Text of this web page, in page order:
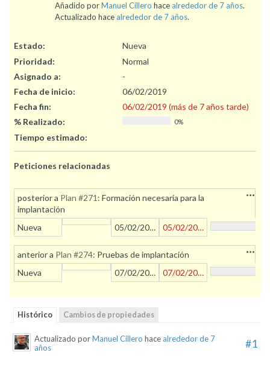
Añadido porManuel Cillero hacealrededor de 7 años.
Actualizado hacealrededor de 7 años.
Estado:
Nueva
Prioridad:
Normal
Asignado a:
-
Fecha de inicio:
06/02/2019
Fecha fin:
06/02/2019 (más de 7 años tarde)
% Realizado:
0%
Tiempo estimado:
Peticiones relacionadas
posterior a Plan #271 : Formación necesaria para la
implantación
Nueva
05/02/2019 05/02/2019
anterior a Plan #274: Pruebas de implantación
Nueva
07/02/2019 07/02/2019
Histórico Cambios de propiedades
#1
Actualizado porManuel Cillero hacealrededor de 7
años